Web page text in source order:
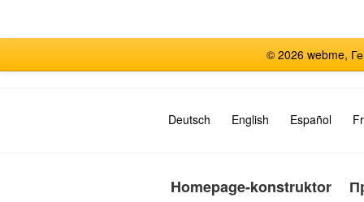
© 2026 webme,
Deutsch English Español
Homepage-konstruktor